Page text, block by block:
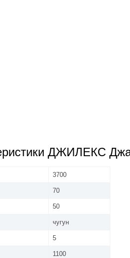
ДЖИЛЕКС
3700
70
50
чугун
5
1100